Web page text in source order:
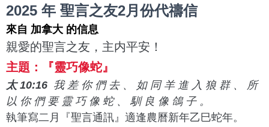
2025 年 聖言之友2月份代禱信
來自 加拿大 的信息
親愛的聖言之友，主内平安！
主題：『靈巧像蛇』
太 10:16 我 差 你 們 去 、 如 同 羊 進 入 狼 群 、 所
以 你 們 要 靈 巧 像 蛇 、 馴 良 像 鴿 子 。
執筆寫二月『聖言通訊』適逢農曆新年乙巳蛇年。